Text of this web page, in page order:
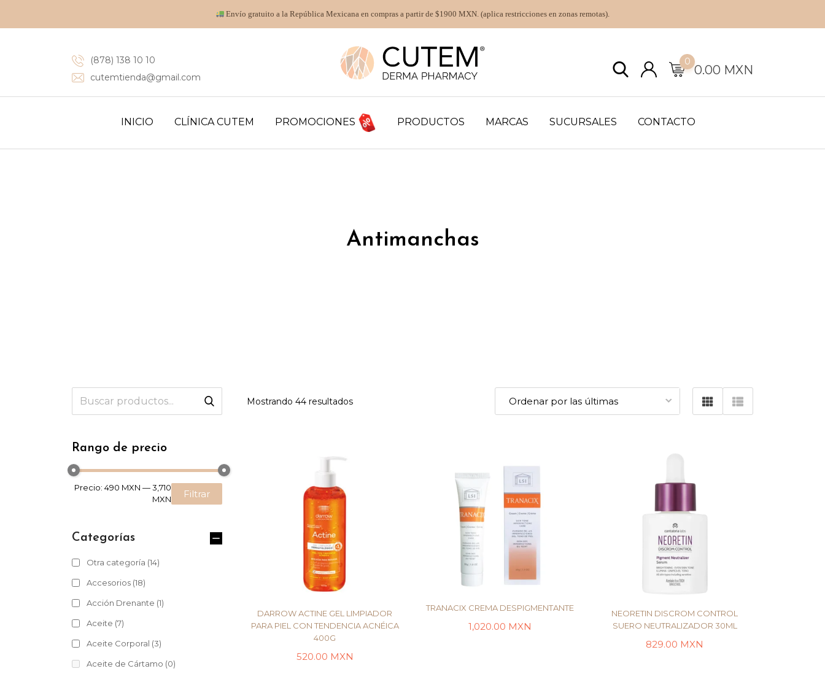
Envío gratuito a la República Mexicana en compras a partir de $1900 MXN. (aplica restricciones en zonas remotas).
(878) 138 10 10
cutemtienda@gmail.com
0.00 MXN
0
INICIO CLÍNICA CUTEM PROMOCIONES PRODUCTOS MARCAS SUCURSALES CONTACTO
Antimanchas
Rango de precio
Filtrar
Precio: 490 MXN —3,710
MXN
Categorías
Otra categoría (14)
Accesorios (18)
Acción Drenante (1)
Aceite (7)
Aceite Corporal (3)
Aceite de Cártamo (0)
Mostrando 44 resultados
AÑADIR AL CARRITO
DARROW ACTINE GEL LIMPIADOR
PARA PIEL CON TENDENCIA ACNÉICA
400G
520.00 MXN
TRANACIX CREMA DESPIGMENTANTE
1,020.00 MXN
NEORETIN DISCROM CONTROL
SUERO NEUTRALIZADOR 30ML
829.00 MXN